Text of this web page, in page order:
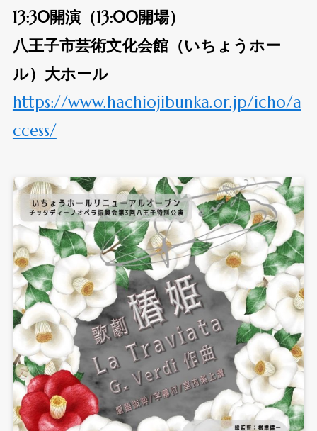
13:30開演（13:00開場）
八王子市芸術文化会館（いちょうホー
ル）大ホール
https://www.hachiojibunka.or.jp/icho/a
ccess/